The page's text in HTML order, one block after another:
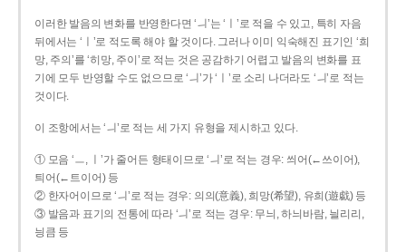
이러한 발음의 변화를 반영한다면 ‘ㅢ’는 ‘ㅣ’로 적을 수 있고, 특히 자음
뒤에서는 ‘ㅣ’로 적도록 해야 할 것이다. 그러나 이미 익숙해진 표기인 ‘희
망, 주의’를 ‘히망, 주이’로 적는 것은 공감하기 어렵고 발음의 변화를 표
기에 모두 반영할 수도 없으므로 ‘ㅢ’가 ‘ㅣ’로 소리 나더라도 ‘ㅢ’로 적는
것이다.
이 조항에서는 ‘ㅢ’로 적는 세 가지 유형을 제시하고 있다.
① 모음 ‘ㅡ, ㅣ’가 줄어든 형태이므로 ‘ㅢ’로 적는 경우: 씌어(←쓰이어),
틔어(←트이어) 등
② 한자어이므로 ‘ㅢ’로 적는 경우: 의의(意義), 희망(希望), 유희(遊戱) 등
③ 발음과 표기의 전통에 따라 ‘ㅢ’로 적는 경우: 무늬, 하늬바람, 늴리리,
닁큼 등